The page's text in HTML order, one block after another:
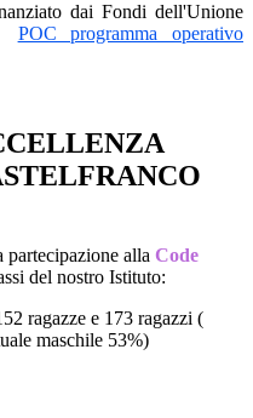
dai Fondi dell'Unione
POC programma operativo
alla Code
del nostro Istituto:
ragazze e 173 ragazzi (
maschile 53%)